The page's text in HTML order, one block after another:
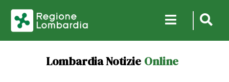
Lombardia Notizie Online